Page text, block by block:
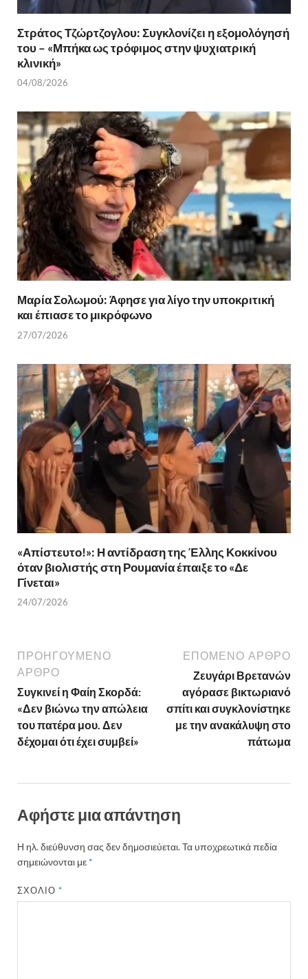
Στράτος Τζώρτζογλου: Συγκλονίζει η εξομολόγησή
του – «Μπήκα ως τρόφιμος στην ψυχιατρική
κλινική»
04/08/2026
Μαρία Σολωμού: Άφησε για λίγο την υποκριτική
και έπιασε το μικρόφωνο
27/07/2026
«Απίστευτο!»: Η αντίδραση της Έλλης Κοκκίνου
όταν βιολιστής στη Ρουμανία έπαιξε το «Δε
Γίνεται»
24/07/2026
ΠΡΟΗΓΟΎΜΕΝΟ
ΆΡΘΡΟ
Συγκινεί η Φαίη Σκορδά:
«Δεν βιώνω την απώλεια
του πατέρα μου. Δεν
δέχομαι ότι έχει συμβεί»
ΕΠΌΜΕΝΟ ΆΡΘΡΟ
Ζευγάρι Βρετανών
αγόρασε βικτωριανό
σπίτι και συγκλονίστηκε
με την ανακάλυψη στο
πάτωμα
Αφήστε μια απάντηση
Η ηλ. διεύθυνση σας δεν δημοσιεύεται.Τα υποχρεωτικά πεδία
σημειώνονται με *
ΣΧΌΛΙΟ*